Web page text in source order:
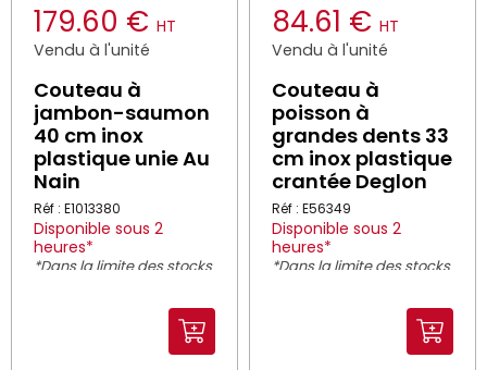
179.60 € HT
Vendu à l'unité
Couteau à
jambon-saumon
40 cm inox
plastique unie Au
Nain
Réf : E1013380
Disponible sous 2
heures*
*Dans la limite des stocks
84.61 € HT
Vendu à l'unité
Couteau à
poisson à
grandes dents 33
cm inox plastique
crantée Deglon
Réf : E56349
Disponible sous 2
heures*
*Dans la limite des stocks